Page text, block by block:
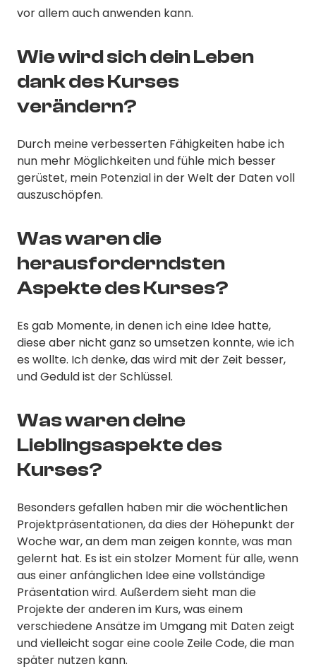
vor allem auch anwenden kann.
Wie wird sich dein Leben
dank des Kurses
verändern?
Durch meine verbesserten Fähigkeiten habe ich
nun mehr Möglichkeiten und fühle mich besser
gerüstet, mein Potenzial in der Welt der Daten voll
auszuschöpfen.
Was waren die
herausforderndsten
Aspekte des Kurses?
Es gab Momente, in denen ich eine Idee hatte,
diese aber nicht ganz so umsetzen konnte, wie ich
es wollte. Ich denke, das wird mit der Zeit besser,
und Geduld ist der Schlüssel.
Was waren deine
Lieblingsaspekte des
Kurses?
Besonders gefallen haben mir die wöchentlichen
Projektpräsentationen, da dies der Höhepunkt der
Woche war, an dem man zeigen konnte, was man
gelernt hat. Es ist ein stolzer Moment für alle, wenn
aus einer anfänglichen Idee eine vollständige
Präsentation wird. Außerdem sieht man die
Projekte der anderen im Kurs, was einem
verschiedene Ansätze im Umgang mit Daten zeigt
und vielleicht sogar eine coole Zeile Code, die man
später nutzen kann.